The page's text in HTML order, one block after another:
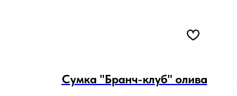
Сумка "Бранч-клуб" олива